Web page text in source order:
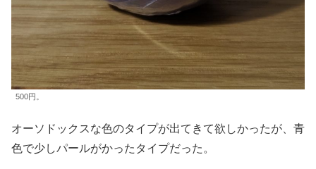
500円。
オーソドックスな色のタイプが出てきて欲しかったが、青
色で少しパールがかったタイプだった。